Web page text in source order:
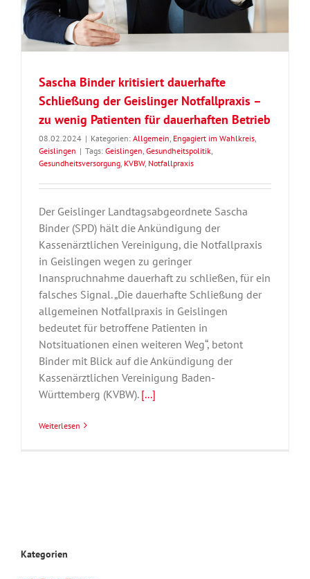
Sascha Binder kritisiert dauerhafte
Schließung der Geislinger Notfallpraxis –
zu wenig Patienten für dauerhaften Betrieb
08.02.2024 | Kategorien: Allgemein Engagiert im Wahlkreis
Geislingen | Tags: Geislingen Gesundheitspolitik
Gesundheitsversorgung KVBW, Notfallpraxis
Der Geislinger Landtagsabgeordnete Sascha
Binder (SPD) hält die Ankündigung der
Kassenärztlichen Vereinigung, die Notfallpraxis
in Geislingen wegen zu geringer
Inanspruchnahme dauerhaft zu schließen, für ein
falsches Signal. „Die dauerhafte Schließung der
allgemeinen Notfallpraxis in Geislingen
bedeutet für betroffene Patienten in
Notsituationen einen weiteren Weg“, betont
Binder mit Blick auf die Ankündigung der
Kassenärztlichen Vereinigung Baden-
Württemberg (KVBW). [...]
Weiterlesen
Kategorien